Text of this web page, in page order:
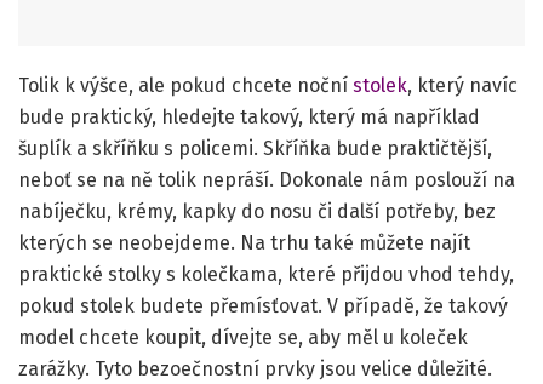
Tolik k výšce, ale pokud chcete noční stolek, který navíc
bude praktický, hledejte takový, který má například
šuplík a skříňku s policemi. Skříňka bude praktičtější,
neboť se na ně tolik nepráší. Dokonale nám poslouží na
nabíječku, krémy, kapky do nosu či další potřeby, bez
kterých se neobejdeme. Na trhu také můžete najít
praktické stolky s kolečkama, které přijdou vhod tehdy,
pokud stolek budete přemísťovat. V případě, že takový
model chcete koupit, dívejte se, aby měl u koleček
zarážky. Tyto bezoečnostní prvky jsou velice důležité.